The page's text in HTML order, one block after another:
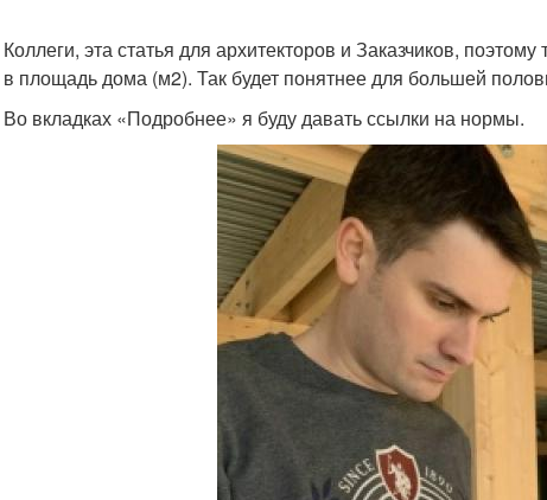
Коллеги, эта статья для архитекторов и Заказчиков,
в площадь дома (м2). Так будет понятнее для большей
Во вкладках «Подробнее» я буду давать ссылки на нормы.